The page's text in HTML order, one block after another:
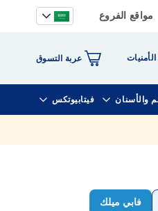
مواقع الفروع
عربة التسوق
والأسنان فيتابيوتكس
فابي ميلك